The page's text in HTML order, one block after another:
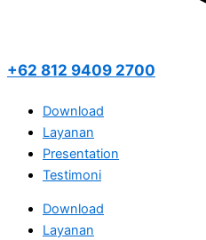
+62 812 9409 2700
Download
Layanan
Presentation
Testimoni
Download
Layanan